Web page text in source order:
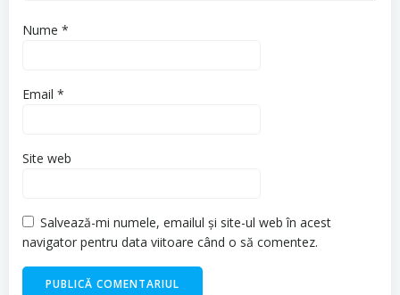
Nume *
Email *
Site web
Salvează-mi numele, emailul și site-ul web în acest
navigator pentru data viitoare când o să comentez.